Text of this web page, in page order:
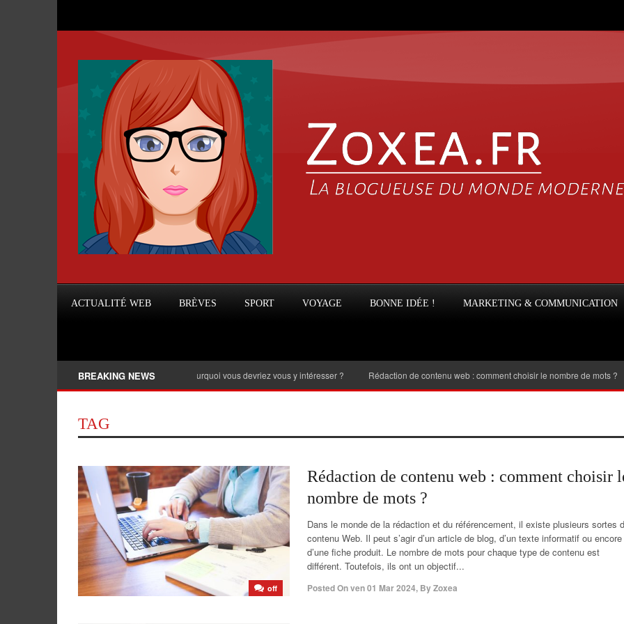
ACTUALITÉ WEB BRÈVES SPORT VOYAGE BONNE IDÉE ! MARKETING & COMMUNICATION
BREAKING NEWS
Banque privée, qu’est-ce que c’est et pourquoi vous devriez vous y intéresser ? Rédaction de contenu web : comment choisir le nombre de mots ?
TAG
off
Rédaction de contenu web : comment choisir
nombre de mots ?
Dans le monde de la rédaction et du référencement, il existe plusieurs sortes
contenu Web. Il peut s’agir d’un article de blog, d’un texte informatif ou encore
d’une fiche produit. Le nombre de mots pour chaque type de contenu est
différent. Toutefois, ils ont un objectif...
Posted Onven 01 Mar 2024, ByZoxea